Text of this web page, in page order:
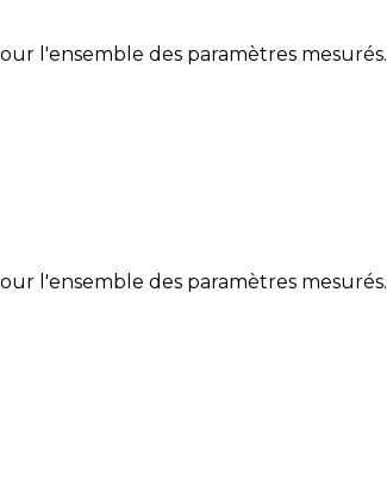
l'ensemble des paramètres mesurés.
l'ensemble des paramètres mesurés.